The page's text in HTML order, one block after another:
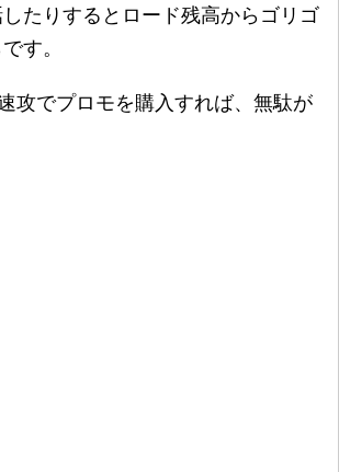
たりするとロード残高からゴリゴ
す。
攻でプロモを購入すれば、無駄が